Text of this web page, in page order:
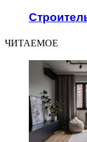
ЧИТАЕМОЕ